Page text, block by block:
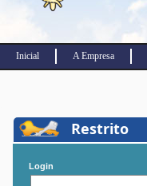
Inicial A Empresa
Restrito
Login